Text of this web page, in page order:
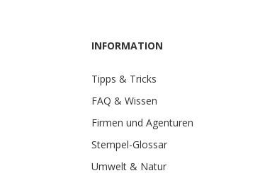
INFORMATION
Tipps & Tricks
FAQ & Wissen
Firmen und Agenturen
Stempel-Glossar
Umwelt & Natur